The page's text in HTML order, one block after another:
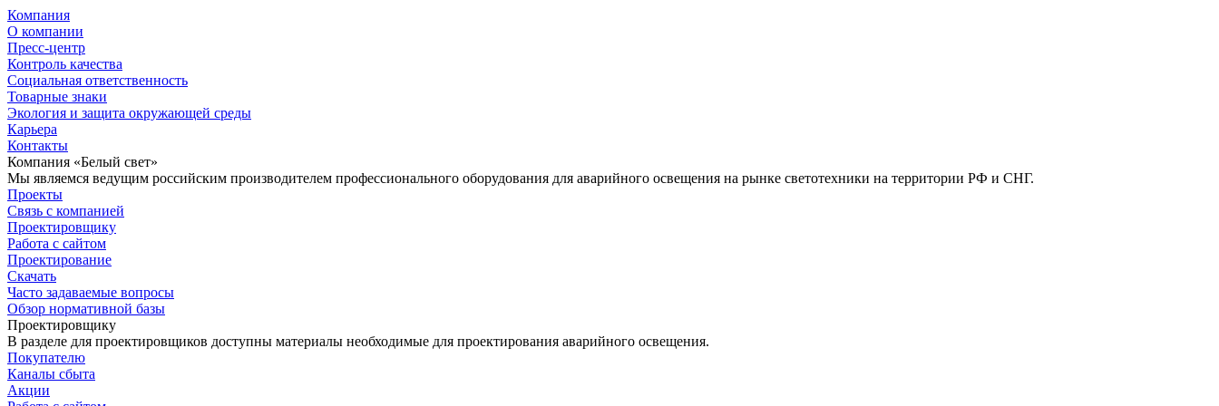
Компания
О компании
Пресс-центр
Контроль качества
Социальная ответственность
Товарные знаки
Экология и защита окружающей среды
Карьера
Контакты
Компания «Белый свет»
Мы являемся ведущим российским производителем профессионального оборудования для аварийного освещения на рынке светотехники на территории РФ и СНГ.
Проекты
Связь с компанией
Проектировщику
Работа с сайтом
Проектирование
Скачать
Часто задаваемые вопросы
Обзор нормативной базы
Проектировщику
В разделе для проектировщиков доступны материалы необходимые для проектирования аварийного освещения.
Покупателю
Каналы сбыта
Акции